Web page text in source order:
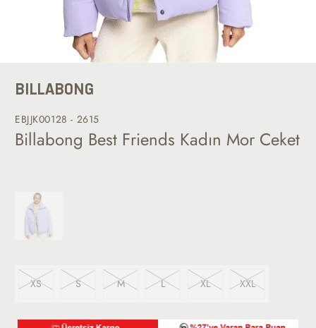
BILLABONG
EBJJK00128 - 2615
Billabong Best Friends Kadın Mor Ceket
XS S M L XL XXL